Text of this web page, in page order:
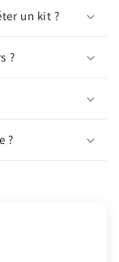
un kit ?
?
?